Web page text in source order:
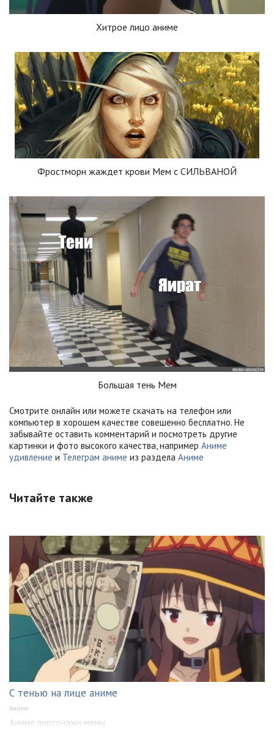
Хитрое лицо аниме
Фростморн жаждет крови Мем с СИЛЬВАНОЙ
Большая тень Мем
Смотрите онлайн или можете скачать на телефон или
компьютер в хорошем качестве совешенно бесплатно. Не
забывайте оставить комментарий и посмотреть другие
картинки и фото высокого качества, например Аниме
удивление и Телеграм аниме из раздела Аниме
Читайте также
С тенью на лице аниме
Аниме
Аниме персонажи мемы